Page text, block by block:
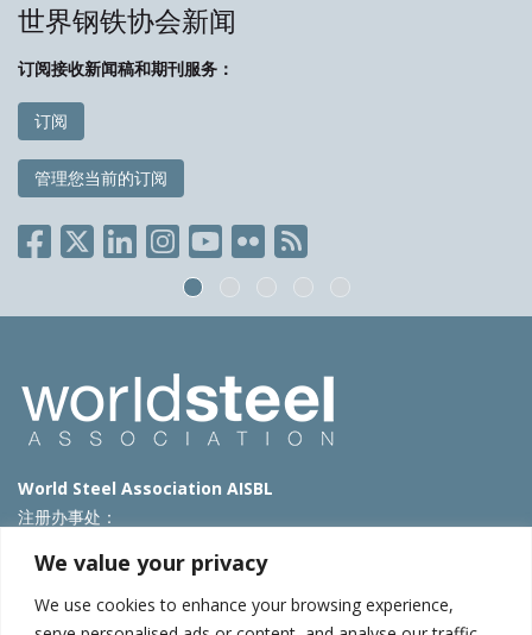
We value your privacy
We use cookies to enhance your browsing experience,
世界钢铁协会新闻
订阅接收新闻稿和期刊服务：
订阅
管理您当前的订阅
World Steel Association AISBL
注册办事处：
T: +32 2 702 89 00 – E:steel@worldsteel.org